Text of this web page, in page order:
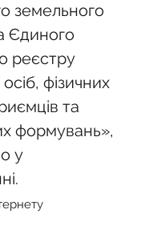
земельного
Єдиного
реєстру
фізичних
та
формувань»,
у